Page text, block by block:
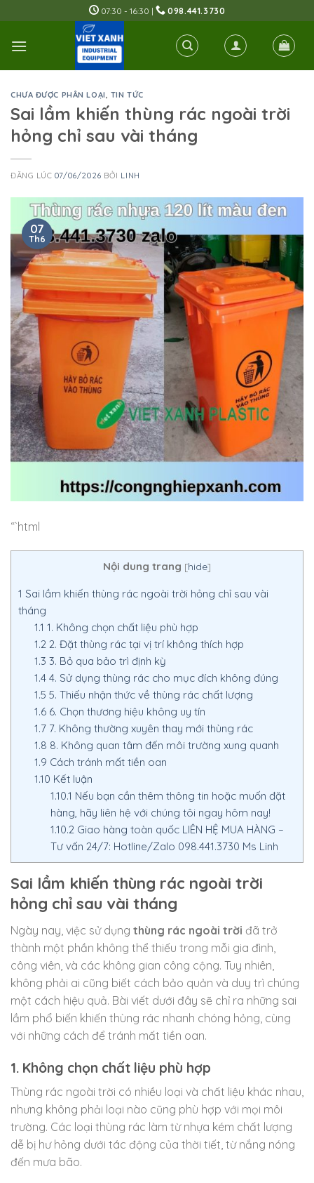
to
content
07:30 - 16:30 | 098.441.3730
CHƯA ĐƯỢC PHÂN LOẠI, TIN TỨC
Sai lầm khiến thùng rác ngoài trời
hỏng chỉ sau vài tháng
ĐĂNG LÚC07/06/2026 BỞI LINH
07
Th6
“`html
Nội dung trang [hide]
1 Sai lầm khiến thùng rác ngoài trời hỏng chỉ sau vài
tháng
1.1 1. Không chọn chất liệu phù hợp
1.22. Đặt thùng rác tại vị trí không thích hợp
1.3 3. Bỏ qua bảo trì định kỳ
1.44. Sử dụng thùng rác cho mục đích không đúng
1.5 5. Thiếu nhận thức về thùng rác chất lượng
1.66. Chọn thương hiệu không uy tín
1.77. Không thường xuyên thay mới thùng rác
1.8 8. Không quan tâm đến môi trường xung quanh
1.9 Cách tránh mất tiền oan
1.10 Kết luận
1.10.1 Nếu bạn cần thêm thông tin hoặc muốn đặt
hàng, hãy liên hệ với chúng tôi ngay hôm nay!
1.10.2Giao hàng toàn quốc LIÊN HỆ MUA HÀNG –
Tư vấn 24/7: Hotline/Zalo 098.441.3730 Ms Linh
Sai lầm khiến thùng rác ngoài trời
hỏng chỉ sau vài tháng
Ngày nay, việc sử dụng thùng rác ngoài trời đã trở
thành một phần không thể thiếu trong mỗi gia đình,
công viên, và các không gian công cộng. Tuy nhiên,
không phải ai cũng biết cách bảo quản và duy trì chúng
một cách hiệu quả. Bài viết dưới đây sẽ chỉ ra những sai
lầm phổ biến khiến thùng rác nhanh chóng hỏng, cùng
với những cách để tránh mất tiền oan.
1. Không chọn chất liệu phù hợp
Thùng rác ngoài trời có nhiều loại và chất liệu khác nhau,
nhưng không phải loại nào cũng phù hợp với mọi môi
trường. Các loại thùng rác làm từ nhựa kém chất lượng
dễ bị hư hỏng dưới tác động của thời tiết, từ nắng nóng
đến mưa bão.